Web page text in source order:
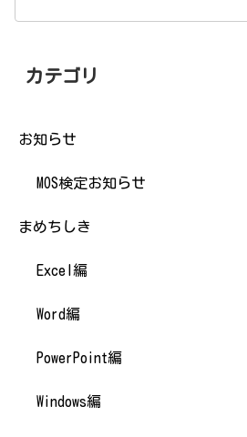
カテゴリ
お知らせ
MOS検定お知らせ
まめちしき
Excel編
Word編
PowerPoint編
Windows編